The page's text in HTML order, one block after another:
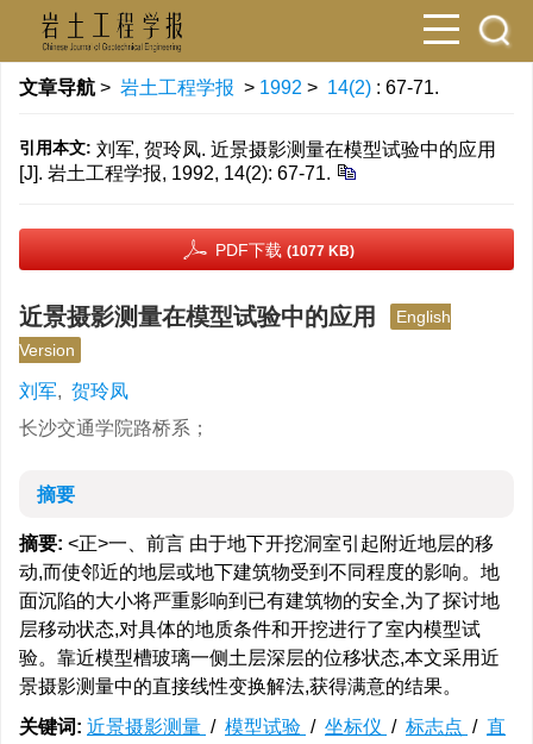
文章导航 > 岩土工程学报 > 1992 > 14(2) : 67-71.
引用本文: 刘军, 贺玲凤. 近景摄影测量在模型试验中的应用
[J]. 岩土工程学报, 1992, 14(2): 67-71.
PDF下载 (1077 KB)
近景摄影测量在模型试验中的应用
English
Version
刘军, 贺玲凤
长沙交通学院路桥系；
摘要
摘要: <正>一、前言 由于地下开挖洞室引起附近地层的移
动,而使邻近的地层或地下建筑物受到不同程度的影响。地
面沉陷的大小将严重影响到已有建筑物的安全,为了探讨地
层移动状态,对具体的地质条件和开挖进行了室内模型试
验。靠近模型槽玻璃一侧土层深层的位移状态,本文采用近
景摄影测量中的直接线性变换解法,获得满意的结果。
关键词: 近景摄影测量 / 模型试验 / 坐标仪 / 标志点 / 直